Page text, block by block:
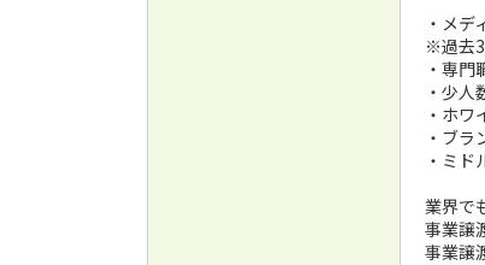
・メ
※過去
・専
・少
・ホワ
・ブ
・ミ
業界で
事業譲
事業譲